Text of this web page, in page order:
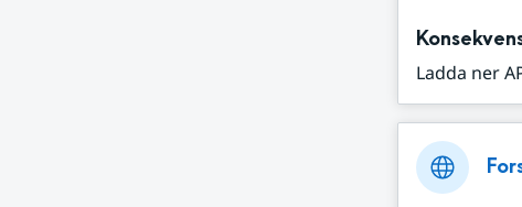
Ladda ner